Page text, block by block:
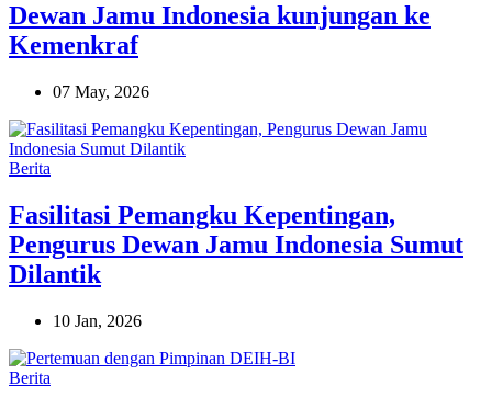
Dewan Jamu Indonesia kunjungan ke
Kemenkraf
07 May, 2026
Berita
Fasilitasi Pemangku Kepentingan,
Pengurus Dewan Jamu Indonesia Sumut
Dilantik
10 Jan, 2026
Berita